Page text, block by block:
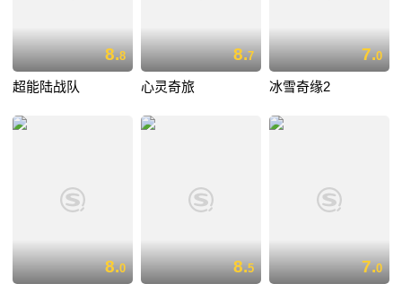
8.8
超能陆战队
8.7
心灵奇旅
7.0
冰雪奇缘2
8.0 8.5 7.0